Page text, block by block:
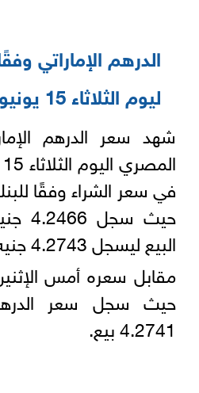
الدرهم الإماراتي
ليوم الثلاثاء 15 يونيو 2021‏‎.‎
شهد سعر الدرهم
في سعر الشراء وفقًا
حيث
البيع ليسجل 4.2743 جنيه .‎